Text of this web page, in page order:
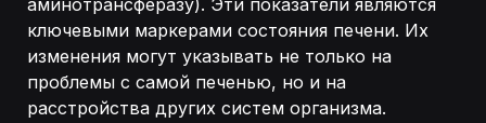
аминотрансферазу). Эти показатели являются
ключевыми маркерами состояния печени. Их
изменения могут указывать не только на
проблемы с самой печенью, но и на
расстройства других систем организма.